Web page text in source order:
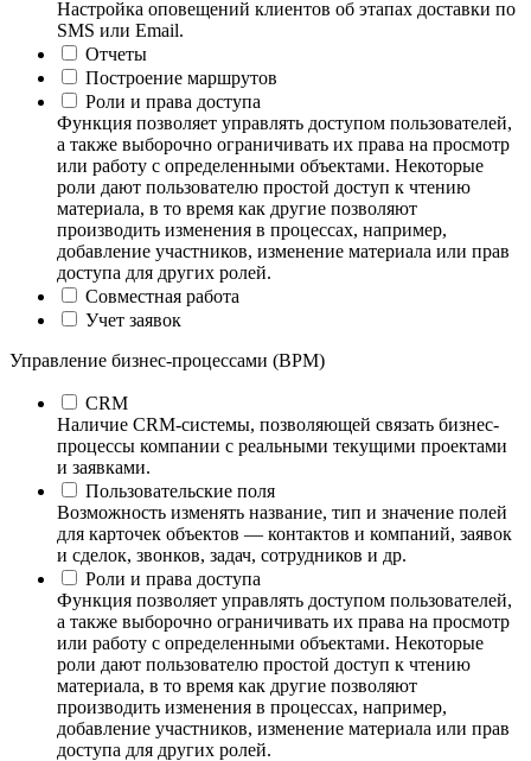
Настройка оповещений клиентов об этапах доставки по
SMS или Email.
Отчеты
Построение маршрутов
Роли и права доступа
Функция позволяет управлять доступом пользователей,
а также выборочно ограничивать их права на просмотр
или работу с определенными объектами. Некоторые
роли дают пользователю простой доступ к чтению
материала, в то время как другие позволяют
производить изменения в процессах, например,
добавление участников, изменение материала или прав
доступа для других ролей.
Совместная работа
Учет заявок
Управление бизнес-процессами (BPM)
CRM
Наличие CRM-системы, позволяющей связать бизнес-
процессы компании с реальными текущими проектами
и заявками.
Пользовательские поля
Возможность изменять название, тип и значение полей
для карточек объектов — контактов и компаний, заявок
и сделок, звонков, задач, сотрудников и др.
Роли и права доступа
Функция позволяет управлять доступом пользователей,
а также выборочно ограничивать их права на просмотр
или работу с определенными объектами. Некоторые
роли дают пользователю простой доступ к чтению
материала, в то время как другие позволяют
производить изменения в процессах, например,
добавление участников, изменение материала или прав
доступа для других ролей.